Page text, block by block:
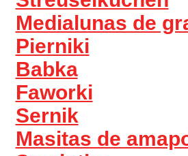
Medialunas de
Pierniki
Babka
Faworki
Sernik
Masitas de